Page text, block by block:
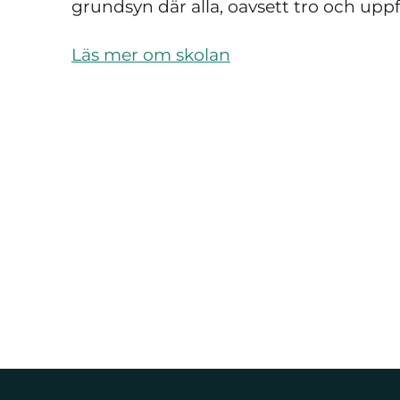
grundsyn där alla, oavsett tro och
Läs mer om skolan